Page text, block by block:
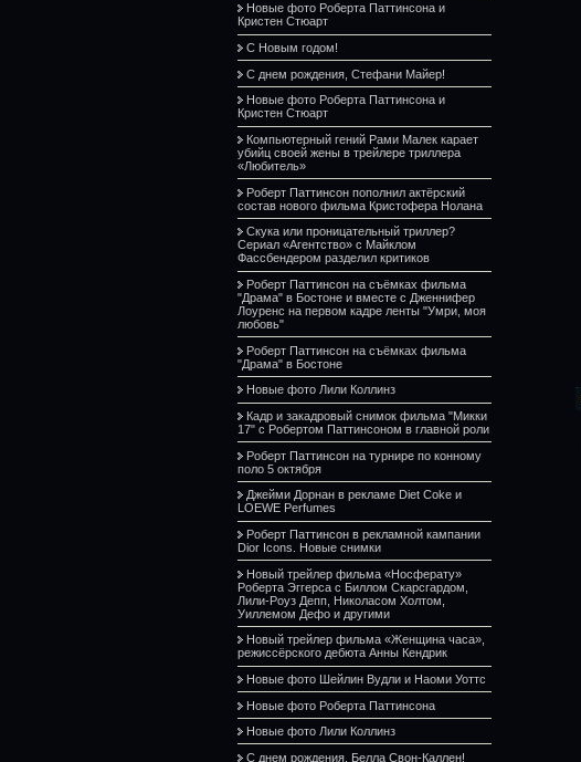
Новые фото Роберта Паттинсона и
Кристен Стюарт
С Новым годом!
С днем рождения, Стефани Майер!
Новые фото Роберта Паттинсона и
Кристен Стюарт
Компьютерный гений Рами Малек карает
убийц своей жены в трейлере триллера
«Любитель»
Роберт Паттинсон пополнил актёрский
состав нового фильма Кристофера Нолана
Скука или проницательный триллер?
Сериал «Агентство» с Майклом
Фассбендером разделил критиков
Роберт Паттинсон на съёмках фильма
"Драма" в Бостоне и вместе с Дженнифер
Лоуренс на первом кадре ленты "Умри, моя
любовь"
Роберт Паттинсон на съёмках фильма
"Драма" в Бостоне
Новые фото Лили Коллинз
Кадр и закадровый снимок фильма "Микки
17" с Робертом Паттинсоном в главной роли
Роберт Паттинсон на турнире по конному
поло 5 октября
Джейми Дорнан в рекламе Diet Coke и
LOEWE Perfumes
Роберт Паттинсон в рекламной кампании
Dior Icons. Новые снимки
Новый трейлер фильма «Носферату»
Роберта Эггерса с Биллом Скарсгардом,
Лили-Роуз Депп, Николасом Холтом,
Уиллемом Дефо и другими
Новый трейлер фильма «Женщина часа»,
режиссёрского дебюта Анны Кендрик
Новые фото Шейлин Вудли и Наоми Уоттс
Новые фото Роберта Паттинсона
Новые фото Лили Коллинз
С днем рождения, Белла Свон-Каллен!